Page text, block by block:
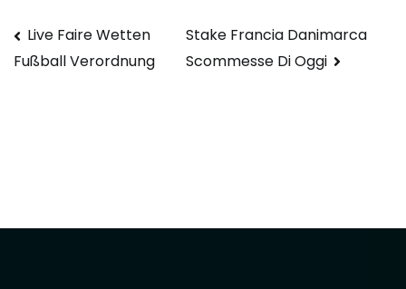
Navegación
de
Live Faire Wetten
Fußball Verordnung
Stake Francia Danimarca
Scommesse Di Oggi